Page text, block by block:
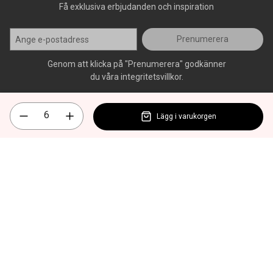
Få exklusiva erbjudanden och inspiration
Prenumerera
Genom att klicka på "Prenumerera" godkänner
du våra integritetsvillkor.
Lägg i varukorgen